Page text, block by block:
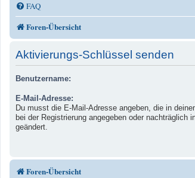
FAQ
Foren-Übersicht
Aktivierungs-Schlüssel senden
Benutzername:
E-Mail-Adresse:
Du musst die E-Mail-Adresse angeben, die in
bei der Registrierung angegeben oder nachträglich
geändert.
Foren-Übersicht